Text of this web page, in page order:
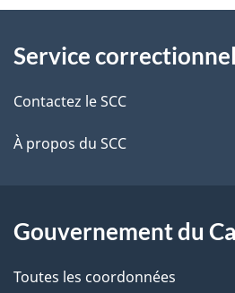
l
s
d
e
p
propos
de
ce
Service
Contactez le SCC
À propos du SCC
Gouvernement du
Toutes les coordonnées